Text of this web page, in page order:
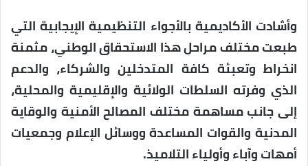
وأشادت الأكاديمية بالأجواء التنظيمية الإيجابية التي
طبعت مختلف مراحل هذا الاستحقاق الوطني، مثمنة
انخراط وتعبئة كافة المتدخلين والشركاء، والدعم
الذي وفرته السلطات الولائية والإقليمية والمحلية،
إلى جانب مساهمة مختلف المصالح الأمنية والوقاية
المدنية والقوات المساعدة ووسائل الإعلام وجمعيات
أمهات وآباء وأولياء التلاميذ.